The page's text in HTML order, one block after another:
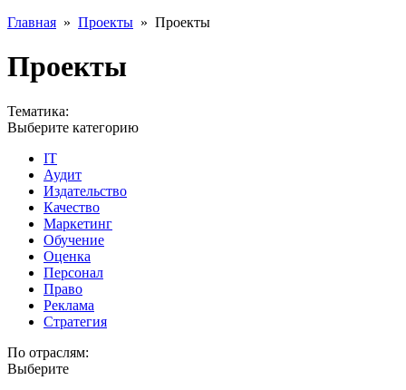
Главная » Проекты » Проекты
Проекты
Тематика:
Выберите категорию
IT
Аудит
Издательство
Качество
Маркетинг
Обучение
Оценка
Персонал
Право
Реклама
Стратегия
По отраслям:
Выберите